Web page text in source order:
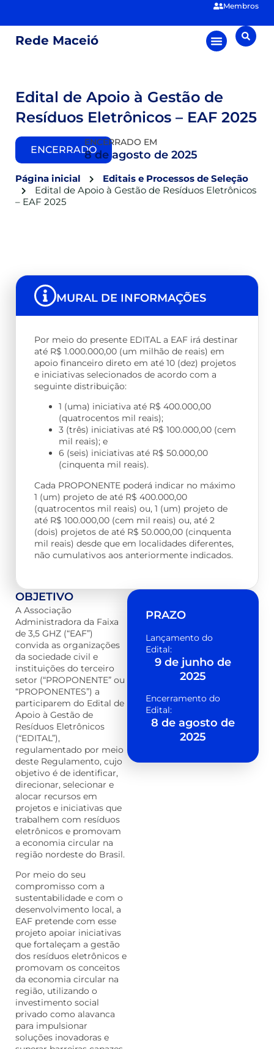
Membros
Rede Maceió
Edital de Apoio à Gestão de
Resíduos Eletrônicos – EAF 2025
ENCERRADO
ENCERRADO EM
8 de agosto de 2025
Página inicial
Editais e Processos de Seleção
Edital de Apoio à Gestão de Resíduos Eletrônicos
– EAF 2025
MURAL DE INFORMAÇÕES
Por meio do presente EDITAL a EAF irá destinar
até R$ 1.000.000,00 (um milhão de reais) em
apoio financeiro direto em até 10 (dez) projetos
e iniciativas selecionados de acordo com a
seguinte distribuição:
1 (uma) iniciativa até R$ 400.000,00
(quatrocentos mil reais);
3 (três) iniciativas até R$ 100.000,00 (cem
mil reais); e
6 (seis) iniciativas até R$ 50.000,00
(cinquenta mil reais).
Cada PROPONENTE poderá indicar no máximo
1 (um) projeto de até R$ 400.000,00
(quatrocentos mil reais) ou, 1 (um) projeto de
até R$ 100.000,00 (cem mil reais) ou, até 2
(dois) projetos de até R$ 50.000,00 (cinquenta
mil reais) desde que em localidades diferentes,
não cumulativos aos anteriormente indicados.
OBJETIVO
A Associação
Administradora da Faixa
de 3,5 GHZ (“EAF”)
convida as organizações
da sociedade civil e
instituições do terceiro
setor (“PROPONENTE” ou
“PROPONENTES”) a
participarem do Edital de
Apoio à Gestão de
Resíduos Eletrônicos
(“EDITAL”),
regulamentado por meio
deste Regulamento, cujo
objetivo é de identificar,
direcionar, selecionar e
alocar recursos em
projetos e iniciativas que
trabalhem com resíduos
eletrônicos e promovam
a economia circular na
região nordeste do Brasil.
Por meio do seu
compromisso com a
sustentabilidade e com o
desenvolvimento local, a
EAF pretende com esse
projeto apoiar iniciativas
que fortaleçam a gestão
dos resíduos eletrônicos e
promovam os conceitos
da economia circular na
região, utilizando o
investimento social
privado como alavanca
para impulsionar
soluções inovadoras e
PRAZO
Lançamento do
Edital:
9 de junho de
2025
Encerramento do
Edital:
8 de agosto de
2025